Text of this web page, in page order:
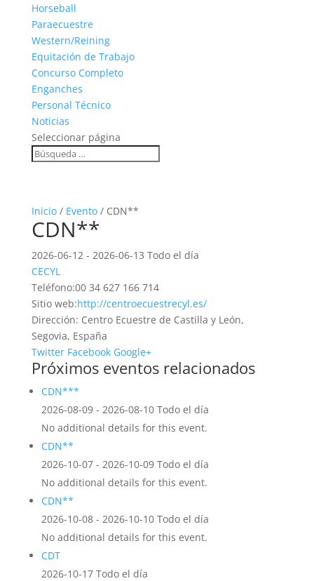
Horseball
Paraecuestre
Western/Reining
Equitación de Trabajo
Concurso Completo
Enganches
Personal Técnico
Noticias
Seleccionar página
Inicio/ Evento/ CDN**
CDN**
2026-06-12 - 2026-06-13 Todo el día
CECYL
Teléfono:00 34 627 166 714
Sitio web:http://centroecuestrecyl.es/
Dirección: Centro Ecuestre de Castilla y León,
Segovia, España
Twitter Facebook Google+
Próximos eventos relacionados
CDN***
2026-08-09 - 2026-08-10 Todo el día
No additional details for this event.
CDN**
2026-10-07 - 2026-10-09 Todo el día
No additional details for this event.
CDN**
2026-10-08 - 2026-10-10 Todo el día
No additional details for this event.
CDT
2026-10-17 Todo el día